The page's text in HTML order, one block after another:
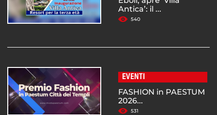
Antica’: il ...
540
EVENTI
FASHION in PAESTUM
2026...
531